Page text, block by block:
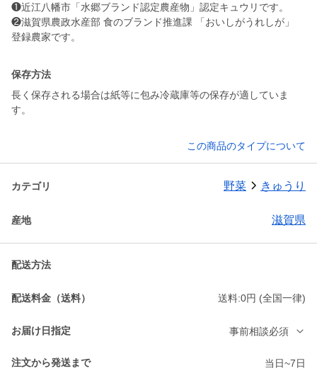
❶近江八幡市「水郷ブランド認定農産物」認定キュウリです。
❷滋賀県農政水産部 食のブランド推進課 「おいしがうれしが」
保存方法
長く保存される場合は紙等に包み冷蔵庫等の保存が適していま
す。
この商品のタイプについて
カテゴリ 野菜 きゅうり
産地 滋賀県
配送方法
配送料金（送料） 送料:0円 (全国一律)
お届け日指定 事前相談必須
注文から発送まで 当日~7日